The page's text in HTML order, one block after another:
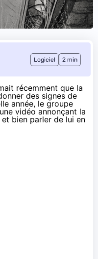
Logiciel 2 min
récemment que la
des signes de
année, le groupe
vidéo annonçant la
bien parler de lui en